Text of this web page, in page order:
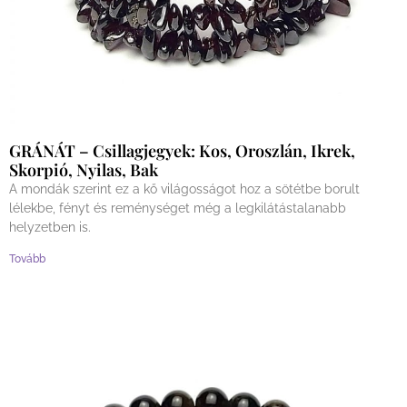
GRÁNÁT – Csillagjegyek: Kos, Oroszlán, Ikrek,
Skorpió, Nyilas, Bak
A mondák szerint ez a kő világosságot hoz a sötétbe borult
lélekbe, fényt és reménységet még a legkilátástalanabb
helyzetben is.
Tovább